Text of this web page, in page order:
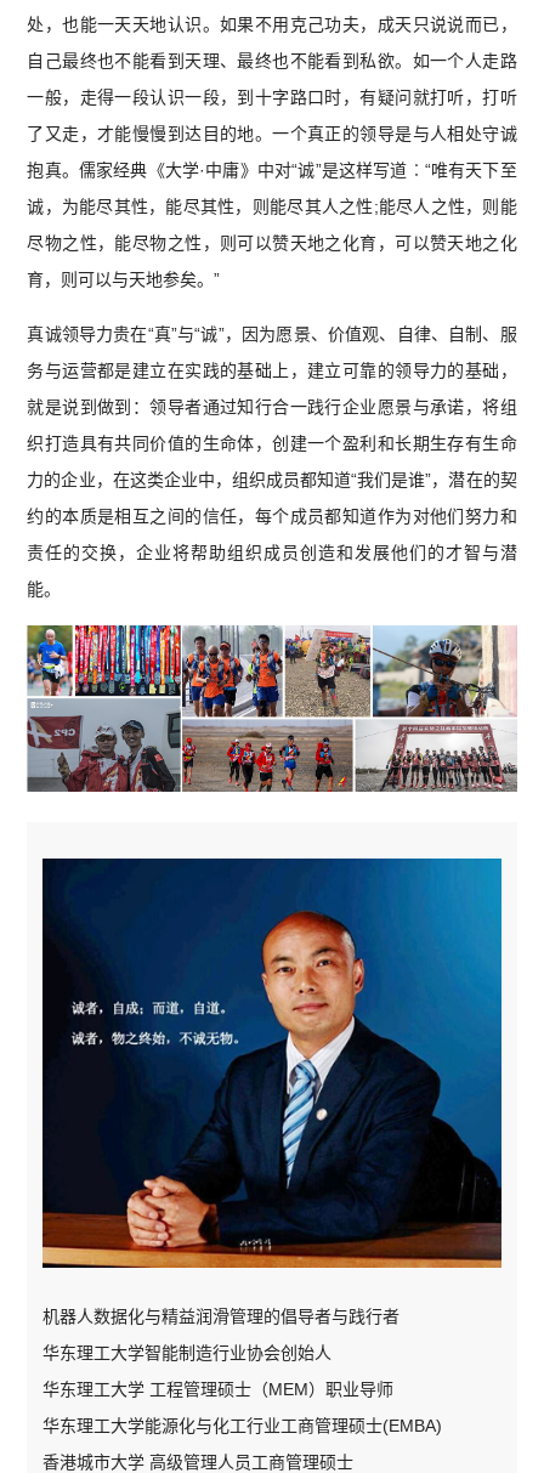
处，也能一天天地认识。如果不用克己功夫，成天只说说而已，
自己最终也不能看到天理、最终也不能看到私欲。如一个人走路
一般，走得一段认识一段，到十字路口时，有疑问就打听，打听
了又走，才能慢慢到达目的地。一个真正的领导是与人相处守诚
抱真。儒家经典《大学·中庸》中对“诚”是这样写道︰“唯有天下至
诚，为能尽其性，能尽其性，则能尽其人之性;能尽人之性，则能
尽物之性，能尽物之性，则可以赞天地之化育，可以赞天地之化
育，则可以与天地参矣。”
真诚领导力贵在“真”与“诚”，因为愿景、价值观、自律、自制、服
务与运营都是建立在实践的基础上，建立可靠的领导力的基础，
就是说到做到：领导者通过知行合一践行企业愿景与承诺，将组
织打造具有共同价值的生命体，创建一个盈利和长期生存有生命
力的企业，在这类企业中，组织成员都知道“我们是谁”，潜在的契
约的本质是相互之间的信任，每个成员都知道作为对他们努力和
责任的交换，企业将帮助组织成员创造和发展他们的才智与潜
能。
机器人数据化与精益润滑管理的倡导者与践行者
华东理工大学智能制造行业协会创始人
华东理工大学 工程管理硕士（MEM）职业导师
华东理工大学能源化与化工行业工商管理硕士(EMBA)
香港城市大学 高级管理人员工商管理硕士